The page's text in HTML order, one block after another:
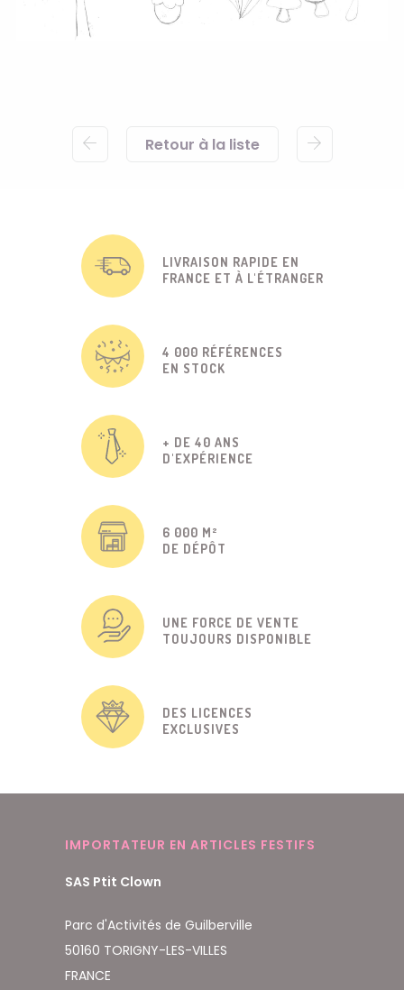
Retour à la liste
LIVRAISON RAPIDE EN
FRANCE ET À L'ÉTRANGER
4 000 RÉFÉRENCES
EN STOCK
+ DE 40 ANS
D'EXPÉRIENCE
6 000 M²
DE DÉPÔT
UNE FORCE DE VENTE
TOUJOURS DISPONIBLE
DES LICENCES
EXCLUSIVES
IMPORTATEUR EN ARTICLES FESTIFS
SAS Ptit Clown
Parc d'Activités de Guilberville
50160 TORIGNY-LES-VILLES
FRANCE